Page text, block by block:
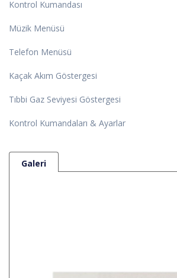
Kontrol Kumandası
Müzik Menüsü
Telefon Menüsü
Kaçak Akım Göstergesi
Tıbbi Gaz Seviyesi Göstergesi
Kontrol Kumandaları & Ayarlar
Galeri